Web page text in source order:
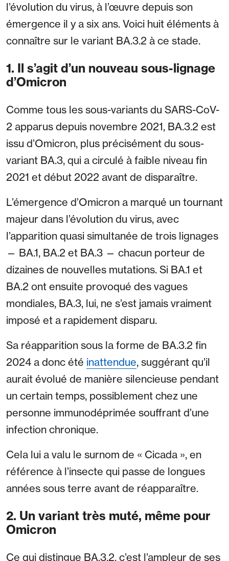
l’évolution du virus, à l’œuvre depuis son
émergence il y a six ans. Voici huit éléments à
connaître sur le variant BA.3.2 à ce stade.
1. Il s’agit d’un nouveau sous-lignage
d’Omicron
Comme tous les sous-variants du SARS-CoV-
2 apparus depuis novembre 2021, BA.3.2 est
issu d’Omicron, plus précisément du sous-
variant BA.3, qui a circulé à faible niveau fin
2021 et début 2022 avant de disparaître.
L’émergence d’Omicron a marqué un tournant
majeur dans l’évolution du virus, avec
l’apparition quasi simultanée de trois lignages
— BA.1, BA.2 et BA.3 — chacun porteur de
dizaines de nouvelles mutations. Si BA.1 et
BA.2 ont ensuite provoqué des vagues
mondiales, BA.3, lui, ne s’est jamais vraiment
imposé et a rapidement disparu.
Sa réapparition sous la forme de BA.3.2 fin
2024 a donc été inattendue, suggérant qu’il
aurait évolué de manière silencieuse pendant
un certain temps, possiblement chez une
personne immunodéprimée souffrant d’une
infection chronique.
Cela lui a valu le surnom de « Cicada », en
référence à l’insecte qui passe de longues
années sous terre avant de réapparaître.
2. Un variant très muté, même pour
Omicron
Ce qui distingue BA.3.2, c’est l’ampleur de ses